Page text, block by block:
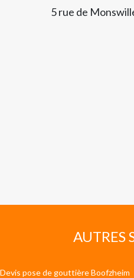
5 rue de
AUTRES
Devis pose de gouttière Boofzheim